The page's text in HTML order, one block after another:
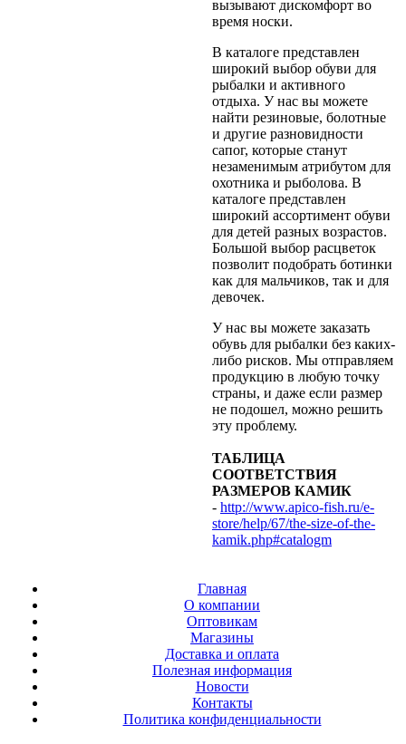
вызывают дискомфорт во
время носки.
В каталоге представлен
широкий выбор обуви для
рыбалки и активного
отдыха. У нас вы можете
найти резиновые, болотные
и другие разновидности
сапог, которые станут
незаменимым атрибутом для
охотника и рыболова. В
каталоге представлен
широкий ассортимент обуви
для детей разных возрастов.
Большой выбор расцветок
позволит подобрать ботинки
как для мальчиков, так и для
девочек.
У нас вы можете заказать
обувь для рыбалки без каких-
либо рисков. Мы отправляем
продукцию в любую точку
страны, и даже если размер
не подошел, можно решить
эту проблему.
ТАБЛИЦА
СООТВЕТСТВИЯ
РАЗМЕРОВ КАМИК
- http://www.apico-fish.ru/e-
store/help/67/the-size-of-the-
kamik.php#catalogm
Главная
О компании
Оптовикам
Магазины
Доставка и оплата
Полезная информация
Новости
Контакты
Политика конфиденциальности